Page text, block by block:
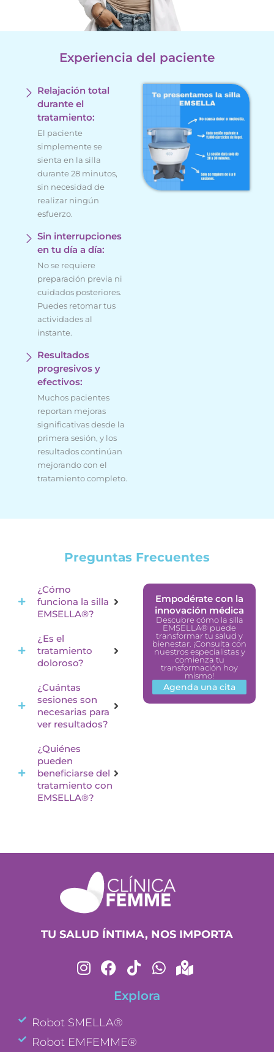
Experiencia del paciente
Relajación total
durante el
tratamiento:
El paciente
simplemente se
sienta en la silla
durante 28 minutos,
sin necesidad de
realizar ningún
esfuerzo.
Sin interrupciones
en tu día a día:
No se requiere
preparación previa ni
cuidados posteriores.
Puedes retomar tus
actividades al
instante.
Resultados
progresivos y
efectivos:
Muchos pacientes
reportan mejoras
significativas desde la
primera sesión, y los
resultados continúan
mejorando con el
tratamiento completo.
Preguntas Frecuentes
¿Cómo
funciona la silla
EMSELLA®?
¿Es el
tratamiento
doloroso?
¿Cuántas
sesiones son
necesarias para
ver resultados?
¿Quiénes
pueden
beneficiarse del
tratamiento con
EMSELLA®?
Empodérate con la
innovación médica
Descubre cómo la silla
EMSELLA® puede
transformar tu salud y
bienestar. ¡Consulta con
nuestros especialistas y
comienza tu
transformación hoy
mismo!
Agenda una cita
TU SALUD ÍNTIMA, NOS IMPORTA
Explora
Robot SMELLA®
Robot EMFEMME®